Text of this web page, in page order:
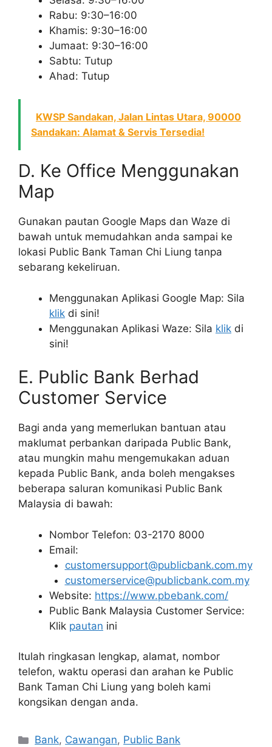
Rabu: 9:30–16:00
Khamis: 9:30–16:00
Jumaat: 9:30–16:00
Sabtu: Tutup
Ahad: Tutup
KWSP Sandakan, Jalan Lintas Utara, 90000
Sandakan: Alamat & Servis Tersedia!
D. Ke Office Menggunakan
Map
Gunakan pautan Google Maps dan Waze di
bawah untuk memudahkan anda sampai ke
lokasi Public Bank Taman Chi Liung tanpa
sebarang kekeliruan.
Menggunakan Aplikasi Google Map: Sila
klik di sini!
Menggunakan Aplikasi Waze: Sila klik di
sini!
E. Public Bank Berhad
Customer Service
Bagi anda yang memerlukan bantuan atau
maklumat perbankan daripada Public Bank,
atau mungkin mahu mengemukakan aduan
kepada Public Bank, anda boleh mengakses
beberapa saluran komunikasi Public Bank
Malaysia di bawah:
Nombor Telefon: 03-2170 8000
Email:
customersupport@publicbank.com.my
customerservice@publicbank.com.my
Website: https://www.pbebank.com/
Public Bank Malaysia Customer Service:
Klik pautan ini
Itulah ringkasan lengkap, alamat, nombor
telefon, waktu operasi dan arahan ke Public
Bank Taman Chi Liung yang boleh kami
kongsikan dengan anda.
Categories
Bank, Cawangan, Public Bank